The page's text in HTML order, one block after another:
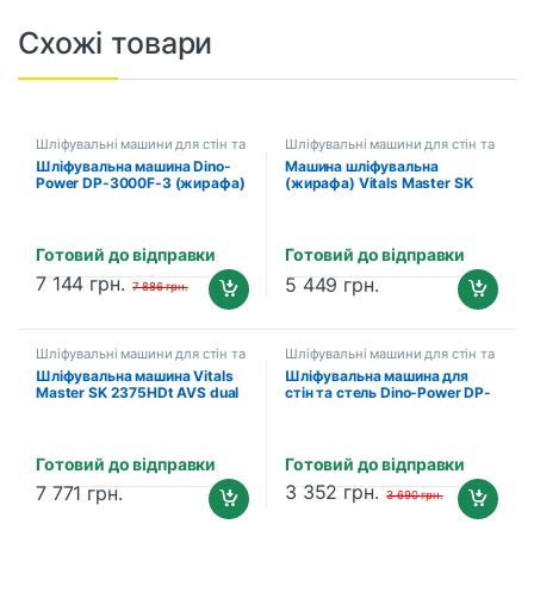
Схожі товари
Шліфувальні машини для стін та
стель
Шліфувальна машина Dino-
Power DP-3000F-3 (жирафа)
Готовий до відправки
7 144 грн. 7 886грн.
Шліфувальні машини для стін та
стель
Машина шліфувальна
(жирафа) Vitals Master SK
Готовий до відправки
5 449 грн.
Шліфувальні машини для стін та
стель
Шліфувальна машина Vitals
Master SK 2375HDt AVS dual
Готовий до відправки
7 771 грн.
Шліфувальні машини для стін та
стель
Шліфувальна машина для
стін та стель Dino-Power DP-
Готовий до відправки
3 352 грн. 3 690грн.